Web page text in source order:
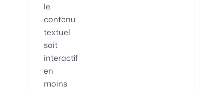
le
contenu
textuel
soit
interactif
en
moins